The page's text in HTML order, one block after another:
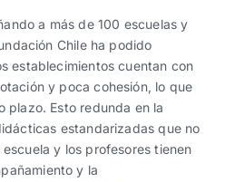
a más de 100 escuelas y
Chile ha podido
establecimientos cuentan con
y poca cohesión, lo que
plazo. Esto redunda en la
estandarizadas que no
y los profesores tienen
y la